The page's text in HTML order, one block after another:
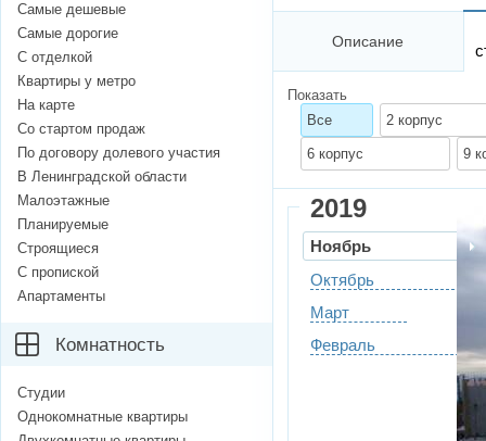
Описание
Показать
Все
2 корпус
6 корпус 9
2019
Ноябрь
Октябрь
Март
Февраль
Самые дешевые
Самые дорогие
С отделкой
Квартиры у метро
На карте
Со стартом продаж
По договору долевого участия
В Ленинградской области
Малоэтажные
Планируемые
Строящиеся
С пропиской
Апартаменты
Комнатность
Студии
Однокомнатные квартиры